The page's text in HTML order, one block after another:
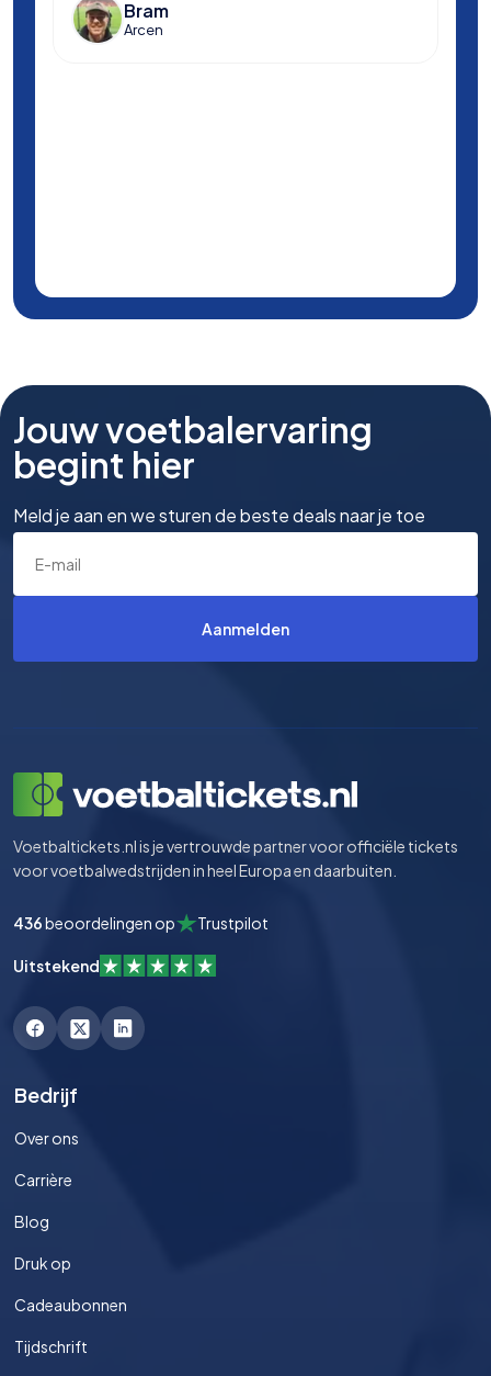
Bram
Arcen
Jouw voetbalervaring
begint hier
Meld je aan en we sturen de beste deals naar je toe
Aanmelden
Voetbaltickets.nl is je vertrouwde partner voor officiële tickets
voor voetbalwedstrijden in heel Europa en daarbuiten.
436beoordelingen op Trustpilot
Uitstekend
Bedrijf
Over ons
Carrière
Blog
Druk op
Cadeaubonnen
Tijdschrift